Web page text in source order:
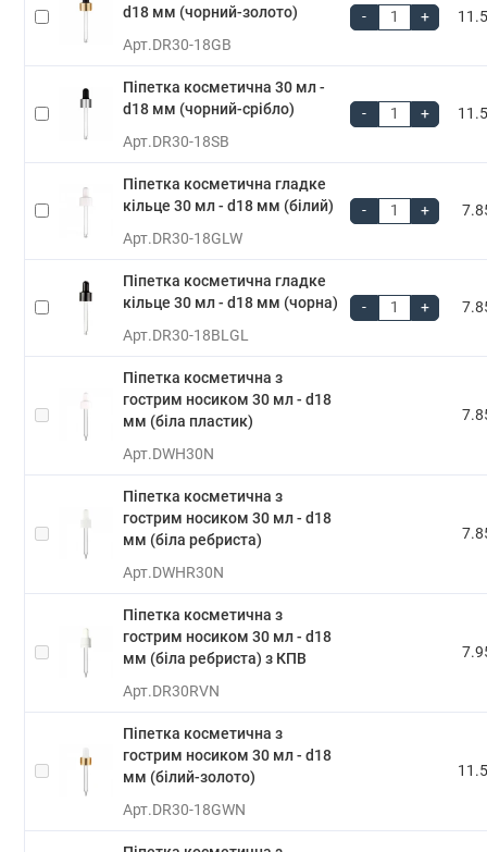
d18 мм (чорний-золото)
Арт.DR30-18GB
- +
Піпетка косметична 30 мл -
d18 мм (чорний-срібло)
Арт.DR30-18SB
- +
Піпетка косметична гладке
кільце 30 мл - d18 мм (білий)
Арт.DR30-18GLW
- +
Піпетка косметична гладке
кільце 30 мл - d18 мм (чорна)
Арт.DR30-18BLGL
- +
Піпетка косметична з
гострим носиком 30 мл - d18
мм (біла пластик)
Арт.DWH30N
Піпетка косметична з
гострим носиком 30 мл - d18
мм (біла ребриста)
Арт.DWHR30N
Піпетка косметична з
гострим носиком 30 мл - d18
мм (біла ребриста) з КПВ
Арт.DR30RVN
Піпетка косметична з
гострим носиком 30 мл - d18
мм (білий-золото)
Арт.DR30-18GWN